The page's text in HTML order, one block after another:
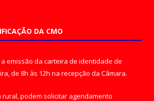
DA CMO
emissão da carteira de identidade de
de 8h às 12h na recepção da Câmara.
podem solicitar agendamento